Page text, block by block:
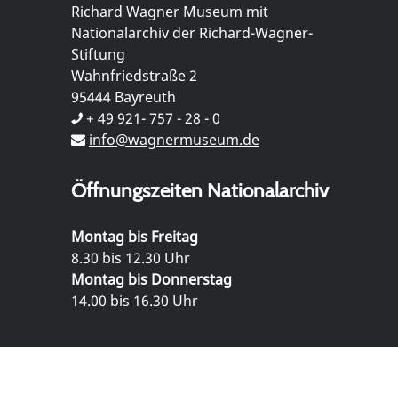
Richard Wagner Museum mit
Nationalarchiv der Richard-Wagner-
Stiftung
Wahnfriedstraße 2
95444 Bayreuth
+ 49 921- 757 - 28 - 0
info@wagnermuseum.de
Öffnungszeiten Nationalarchiv
Montag bis Freitag
8.30 bis 12.30 Uhr
Montag bis Donnerstag
14.00 bis 16.30 Uhr